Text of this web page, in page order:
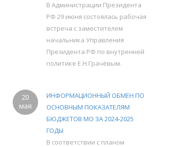
В Администрации Президента
РФ 29 июня состоялась рабочая
встреча с заместителем
начальника Управления
Президента РФ по внутренней
политике Е.Н.Грачёвым.
20
мая
ИНФОРМАЦИОННЫЙ ОБМЕН ПО
ОСНОВНЫМ ПОКАЗАТЕЛЯМ
БЮДЖЕТОВ МО ЗА 2024-2025
ГОДЫ
В соответствии с планом